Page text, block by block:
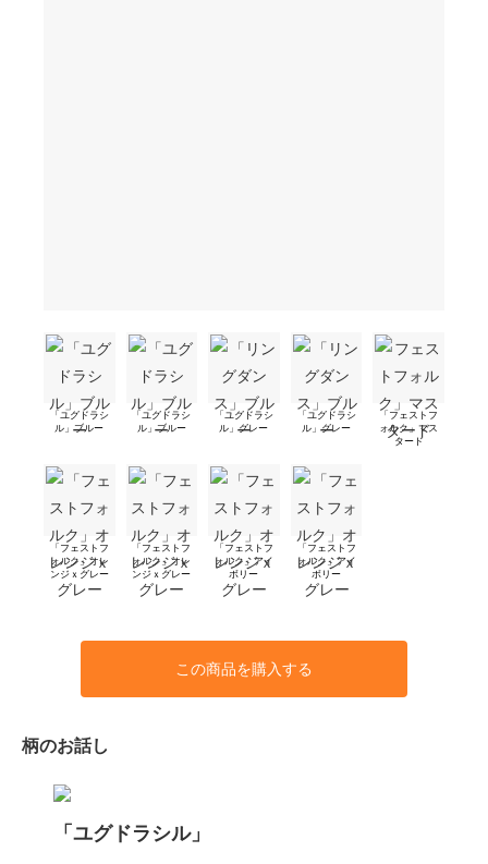
「ユグドラシ
ル」ブルー
「ユグドラシ
ル」ブルー
「ユグドラシ
ル」グレー
「ユグドラシ
ル」グレー
「フェストフ
ォルク」マス
タード
「フェストフ
ォルク」オレ
ンジｘグレー
「フェストフ
ォルク」オレ
ンジｘグレー
「フェストフ
ォルク」アイ
ボリー
「フェストフ
ォルク」アイ
ボリー
この商品を購入する
柄のお話し
「ユグドラシル」